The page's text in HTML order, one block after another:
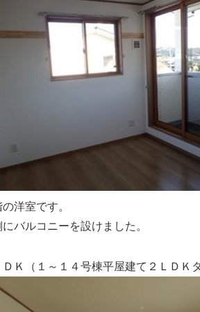
室です。
ルコニーを設けました。
（１～１４号棟平屋建て２ＬＤＫ